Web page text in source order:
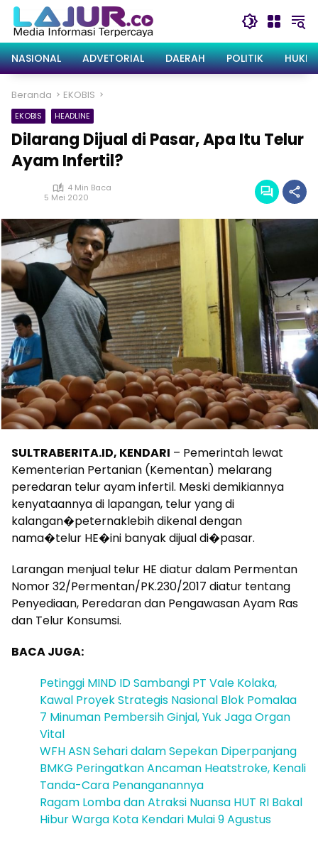
Langsung
konten
NASIONAL
ADVETORIAL DAERAH POLITIK
Beranda EKOBIS
EKOBIS HEADLINE
Dilarang Dijual di Pasar, Apa Itu Telur
Ayam Infertil?
4 Min Baca
5 Mei 2020
SULTRABERITA.ID, KENDARI – Pemerintah lewat
Kementerian Pertanian (Kementan) melarang
peredaran telur ayam infertil. Meski demikiannya
kenyataannya di lapangan, telur yang di
kalangan�peternaklebih dikenal dengan
nama�telur HE�ini banyak dijual di�pasar.
Larangan menjual telur HE diatur dalam Permentan
Nomor 32/Permentan/PK.230/2017 diatur tentang
Penyediaan, Peredaran dan Pengawasan Ayam Ras
dan Telur Konsumsi.
BACA JUGA:
Petinggi MIND ID Sambangi PT Vale Kolaka,
Kawal Proyek Strategis Nasional Blok Pomalaa
7 Minuman Pembersih Ginjal, Yuk Jaga Organ
Vital
WFH ASN Sehari dalam Sepekan Diperpanjang
BMKG Peringatkan Ancaman Heatstroke, Kenali
Tanda-Cara Penanganannya
Ragam Lomba dan Atraksi Nuansa HUT RI Bakal
Hibur Warga Kota Kendari Mulai 9 Agustus